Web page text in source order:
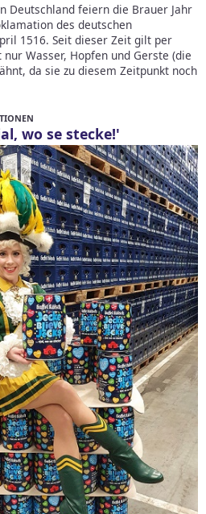
Deutschland feiern die Brauer Jahr
des deutschen
1516. Seit dieser Zeit gilt per
Wasser, Hopfen und Gerste (die
da sie zu diesem Zeitpunkt noch
wo se stecke!'